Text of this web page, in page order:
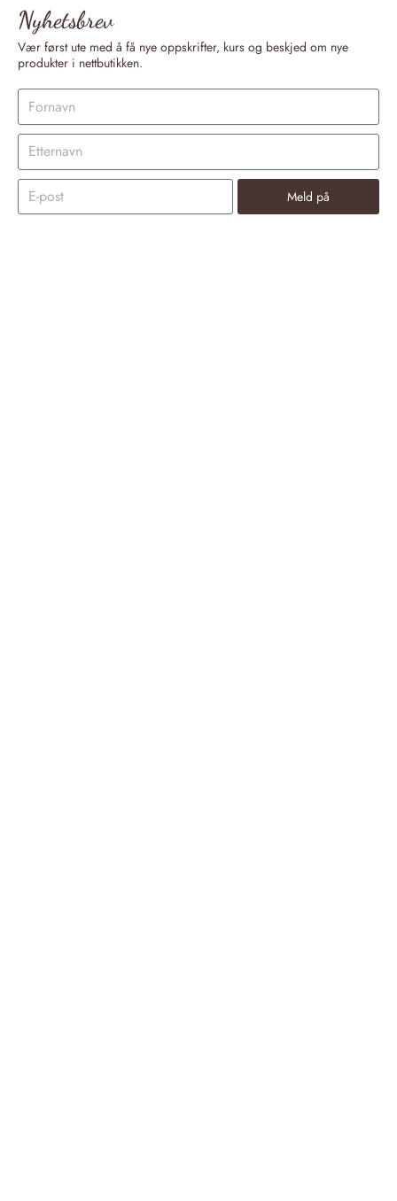
Nyhetsbrev
Vær først ute med å få nye oppskrifter, kurs og beskjed om nye
produkter i nettbutikken.
Meld på